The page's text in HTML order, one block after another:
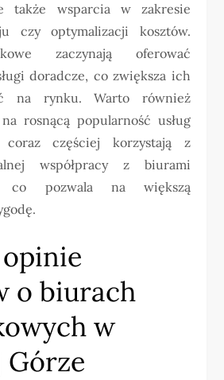
także wsparcia w zakresie
czy optymalizacji kosztów.
zaczynają oferować
doradcze, co zwiększa ich
na rynku. Warto również
rosnącą popularność usług
częściej korzystają z
współpracy z biurami
co pozwala na większą
opinie
o biurach
w
Górze